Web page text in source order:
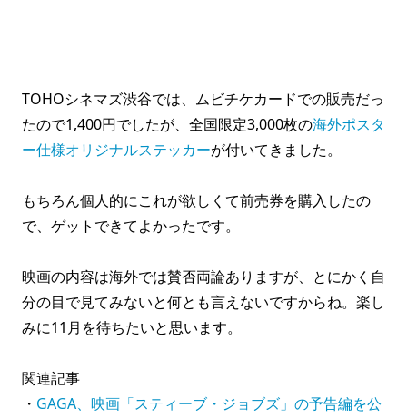
TOHOシネマズ渋谷では、ムビチケカードでの販売だっ
たので1,400円でしたが、全国限定3,000枚の海外ポスタ
ー仕様オリジナルステッカーが付いてきました。
もちろん個人的にこれが欲しくて前売券を購入したの
で、ゲットできてよかったです。
映画の内容は海外では賛否両論ありますが、とにかく自
分の目で見てみないと何とも言えないですからね。楽し
みに11月を待ちたいと思います。
関連記事
・ GAGA、映画「スティーブ・ジョブズ」の予告編を公